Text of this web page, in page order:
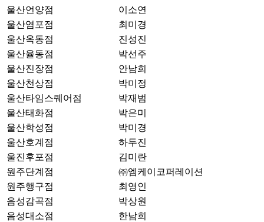
울산언양점
이소연
울산염포점
최미경
울산옥동점
진성진
울산율동점
박선주
울산진장점
안남희
울산천상점
박미정
울산타임스퀘어점
박재범
울산태화점
박은미
울산학성점
박미경
울산호계점
하두진
울진후포점
김미란
원주단계점
㈜엠케이코퍼레이션
원주행구점
최영인
음성감곡점
박상원
음성대소점
한남희